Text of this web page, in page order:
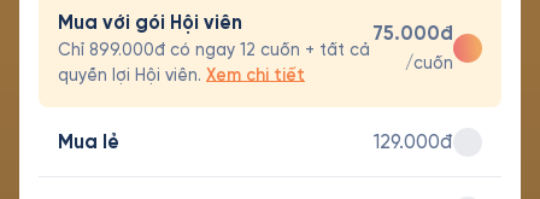
Mua với gói Hội viên
Chỉ 899.000đ có ngay 12 cuốn + tất cả
quyền lợi Hội viên. Xem chi tiết
75.000đ
/cuốn
Mua lẻ 129.000đ